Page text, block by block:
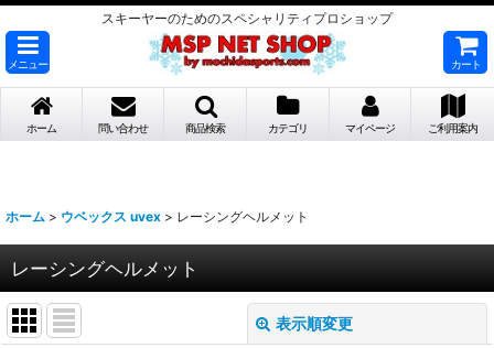
スキーヤーのためのスペシャリティプロショップ
メニュー カート
ホーム 問い合わせ 商品検索 カテゴリ マイページ ご利用案内
ホーム > ウベックス uvex > レーシングヘルメット
レーシングヘルメット
表示順変更